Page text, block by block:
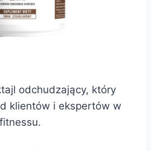
odchudzający, który
klientów i ekspertów w